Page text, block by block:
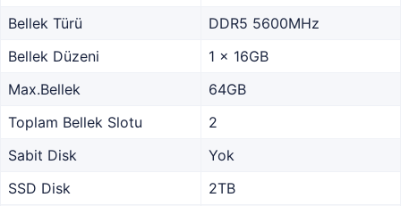
Bellek Türü
DDR5 5600MHz
Bellek Düzeni
1 x 16GB
Max.Bellek
64GB
Toplam Bellek Slotu
2
Sabit Disk
Yok
SSD Disk
2TB